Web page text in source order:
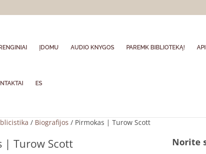
RENGINIAI ĮDOMU AUDIO KNYGOS PAREMK BIBLIOTEKĄ!
ES
/ Biografijos / Pirmokas | Turow Scott
| Turow Scott
Norite